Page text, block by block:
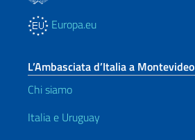
Europa.eu
L’Ambasciata d’Italia a Montevideo
Chi siamo
Italia e Uruguay